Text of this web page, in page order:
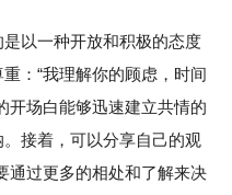
以一种开放和积极的态度
：“我理解你的顾虑，时间
开场白能够迅速建立共情的
接着，可以分享自己的观
通过更多的相处和了解来决